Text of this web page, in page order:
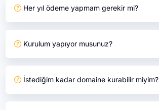
Her yıl ödeme yapmam gerekir mi?
Kurulum yapıyor musunuz?
İstediğim kadar domaine kurabilir miyim?